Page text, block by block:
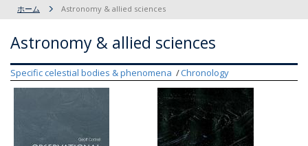
ホーム Astronomy & allied sciences
Astronomy & allied sciences
Specific celestial bodies & phenomena Chronology